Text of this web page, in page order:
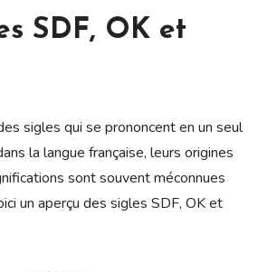
SDF, OK et
sigles qui se prononcent en un seul
la langue française, leurs origines
sont souvent méconnues
un aperçu des sigles SDF, OK et